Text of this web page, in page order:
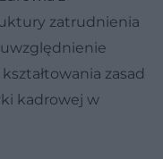
zatrudnienia
zasad
kadrowej w